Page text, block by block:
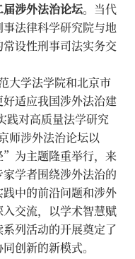
涉外法治论坛。当代
法律科学研究院与地
设性刑事司法实务交
大学法学院和北京市
适应我国涉外法治建
践对高质量法学研究
师涉外法治论坛以
”为主题隆重举行，来
学者围绕涉外法治的
中的前沿问题和涉外
交流，以学术智慧赋
列活动的开展奠定了
创新的新模式。